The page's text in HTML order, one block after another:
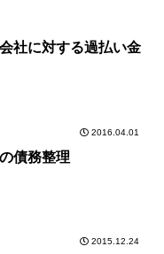
社に対する過払い金
2016.04.01
債務整理
2015.12.24